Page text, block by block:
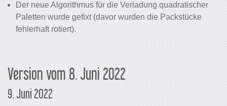
Der neue Algorithmus für die Verladung quadratischer
Paletten wurde gefixt (davor wurden die Packstücke
fehlerhaft rotiert).
Version vom 8. Juni 2022
9. Juni 2022